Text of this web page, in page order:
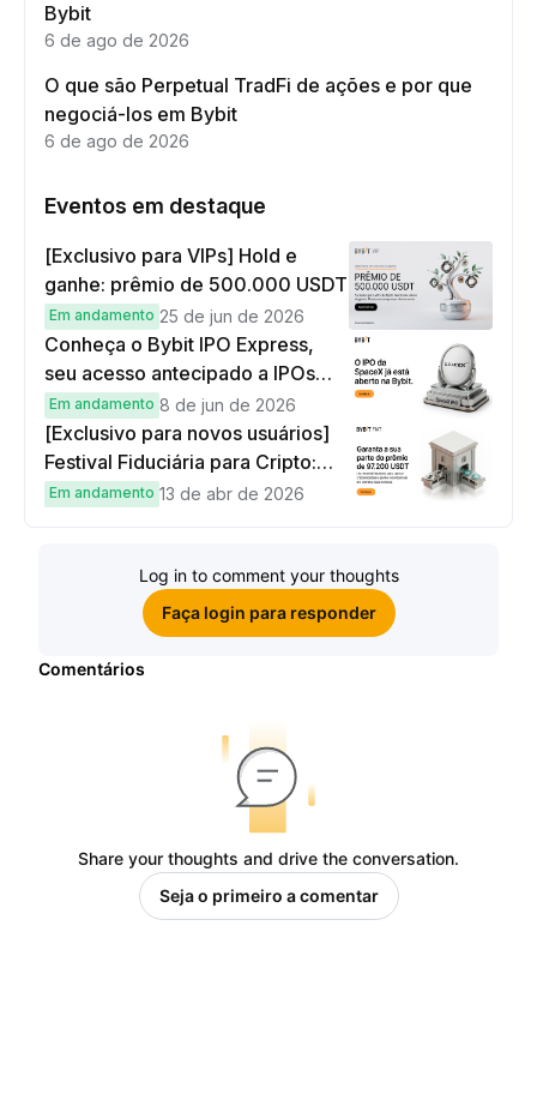
Bybit
6 de ago de 2026
O que são Perpetual TradFi de ações e por que
negociá-los em Bybit
6 de ago de 2026
Eventos em destaque
[Exclusivo para VIPs] Hold e
ganhe: prêmio de 500.000 USDT
Em andamento 25 de jun de 2026
Conheça o Bybit IPO Express,
seu acesso antecipado a IPOs
globais
Em andamento 8 de jun de 2026
[Exclusivo para novos usuários]
Festival Fiduciária para Cripto:
complete tarefas simples e
Em andamento 13 de abr de 2026
Log in to comment your thoughts
Faça login para responder
Comentários
Share your thoughts and drive the conversation.
Seja o primeiro a comentar